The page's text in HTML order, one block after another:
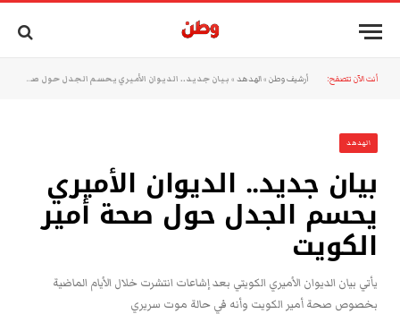
أنت الآن تتصفح: أرشيف وطن »الهدهد » بيان جديد.. الديوان الأميري يحسم الجدل حول صحة أمير الكويت
الهدهد
بيان جديد.. الديوان الأميري
يحسم الجدل حول صحة أمير
الكويت
يأتي بيان الديوان الأميري الكويتي بعد إشاعات انتشرت خلال الأيام الماضية
بخصوص صحة أمير الكويت وأنه في حالة موت سريري